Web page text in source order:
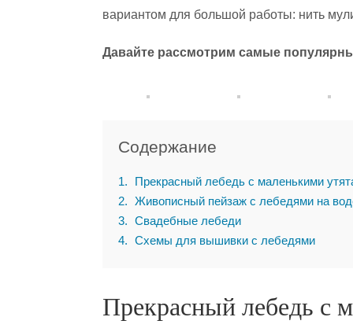
вариантом для большой работы: нить
Давайте рассмотрим самые
Содержание
1
Прекрасный лебедь с маленькими
2
Живописный пейзаж с лебедями на
3
Свадебные лебеди
4
Схемы для вышивки с лебедями
Прекрасный лебедь с